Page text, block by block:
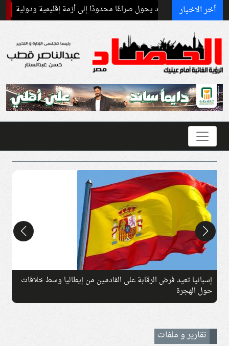
أخر الاخبار
الحروب: قد يحول صراعًا محدودًا إلى أزمة إقليمية ودولية برنامج
إسبانيا تعيد فرض الرقابة على القادمين من إيطاليا وسط خلافات
حول الهجرة
تقارير و ملفات